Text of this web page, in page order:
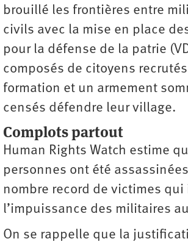
brouillé les frontières entre
civils avec la mise en place
pour la défense de la patrie
composés de citoyens
formation et un armement
censés défendre leur village.
Complots partout
Human Rights Watch estime
personnes ont été
nombre record de victimes
l’impuissance des militaires
On se rappelle que la